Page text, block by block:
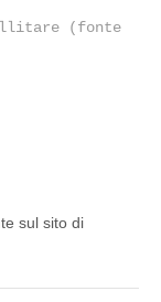
(fonte
sul sito di